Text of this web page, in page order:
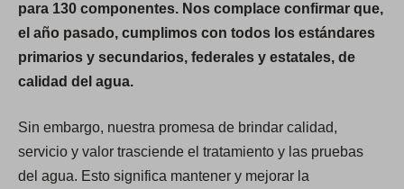
para 130 componentes. Nos complace confirmar que,
el año pasado, cumplimos con todos los estándares
primarios y secundarios, federales y estatales, de
calidad del agua.
Sin embargo, nuestra promesa de brindar calidad,
servicio y valor trasciende el tratamiento y las pruebas
del agua. Esto significa mantener y mejorar la